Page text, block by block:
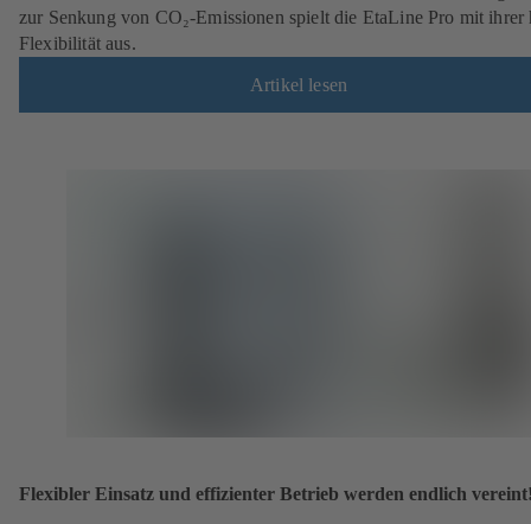
zur Senkung von CO₂-Emissionen spielt die EtaLine Pro mit ihrer
Flexibilität aus.
Artikel lesen
Flexibler Einsatz und effizienter Betrieb werden endlich